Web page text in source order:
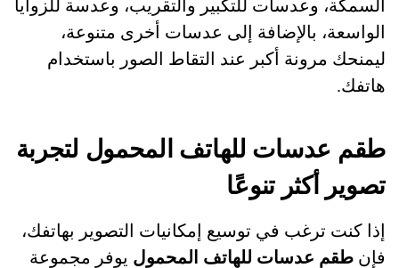
السمكة، وعدسات للتكبير والتقريب، وعدسة للزوايا
الواسعة، بالإضافة إلى عدسات أخرى متنوعة،
ليمنحك مرونة أكبر عند التقاط الصور باستخدام
هاتفك.
طقم عدسات للهاتف المحمول لتجربة
تصوير أكثر تنوعًا
إذا كنت ترغب في توسيع إمكانيات التصوير بهاتفك،
فإن طقم عدسات للهاتف المحمول يوفر مجموعة